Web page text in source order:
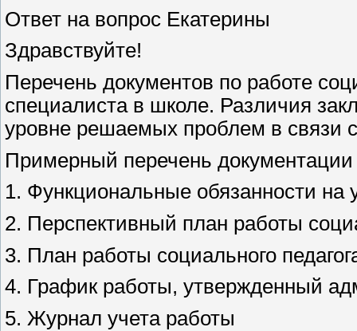
Ответ на вопрос Екатерины
Здравствуйте!
Перечень документов по работе
специалиста в школе. Различия
уровне решаемых проблем в связи
Примерный перечень документации
1. Функциональные обязанности на
2. Перспективный план работы
3. План работы социального
4. График работы, утвержденный
5. Журнал учета работы